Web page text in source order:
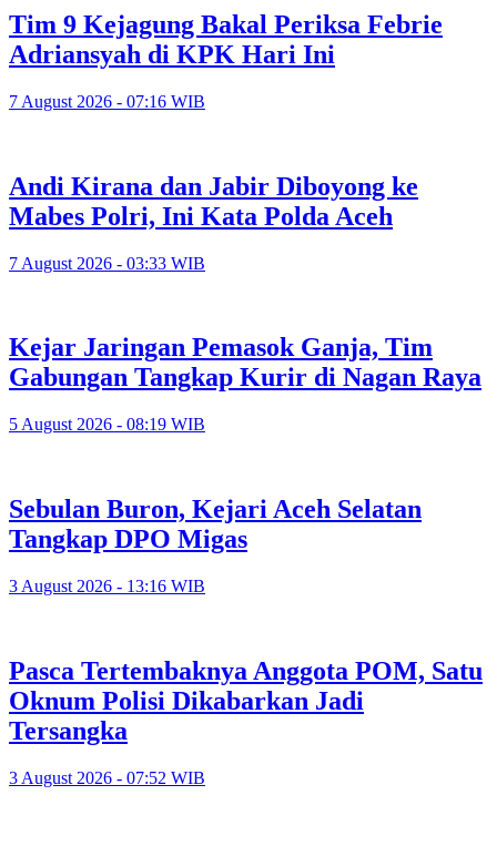
Tim 9 Kejagung Bakal Periksa Febrie
Adriansyah di KPK Hari Ini
7 August 2026 - 07:16 WIB
Andi Kirana dan Jabir Diboyong ke
Mabes Polri, Ini Kata Polda Aceh
7 August 2026 - 03:33 WIB
Kejar Jaringan Pemasok Ganja, Tim
Gabungan Tangkap Kurir di Nagan Raya
5 August 2026 - 08:19 WIB
Sebulan Buron, Kejari Aceh Selatan
Tangkap DPO Migas
3 August 2026 - 13:16 WIB
Pasca Tertembaknya Anggota POM, Satu
Oknum Polisi Dikabarkan Jadi
Tersangka
3 August 2026 - 07:52 WIB